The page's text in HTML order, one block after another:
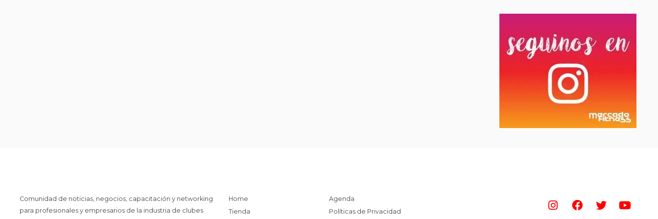
Comunidad de noticias, negocios, capacitación y networking
para profesionales y empresarios de la industria de clubes
Home
Tienda
Agenda
Políticas de Privacidad